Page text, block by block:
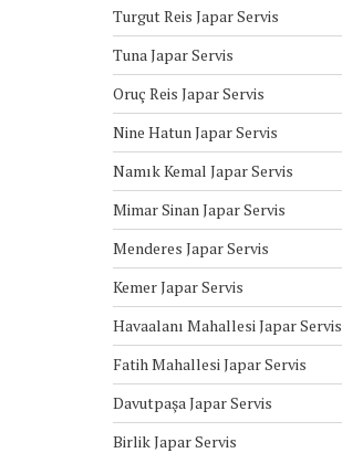
Turgut Reis Japar Servis
Tuna Japar Servis
Oruç Reis Japar Servis
Nine Hatun Japar Servis
Namık Kemal Japar Servis
Mimar Sinan Japar Servis
Menderes Japar Servis
Kemer Japar Servis
Havaalanı Mahallesi Japar Servis
Fatih Mahallesi Japar Servis
Davutpaşa Japar Servis
Birlik Japar Servis